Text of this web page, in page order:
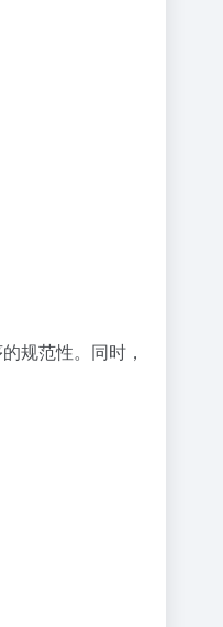
规范性。同时，